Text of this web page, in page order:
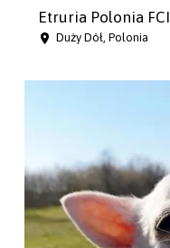
Etruria Polonia FCI
Duży Dół, Polonia